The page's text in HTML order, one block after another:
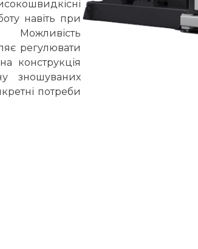
навіть при
регулювати
конструкція
зношуваних
потреби